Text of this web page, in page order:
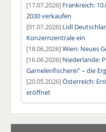
[17.07.2026] Frankreich:
2030 verkaufen
[01.07.2026] Lidl
Konzernzentrale ein
[18.06.2026]Wien: Neues
[16.06.2026] Niederlande:
Garnelenfischerei" – die
[20.05.2026]Österreich:
eröffnet